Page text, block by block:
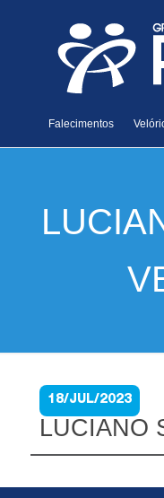
Falecimentos
18/JUL/2023
LUCIANO